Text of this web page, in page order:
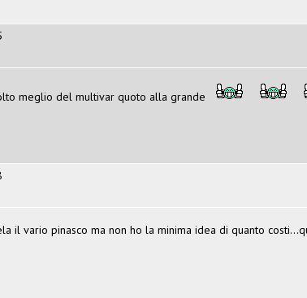
meglio del multivar quoto alla grande
il vario pinasco ma non ho la minima idea di quanto